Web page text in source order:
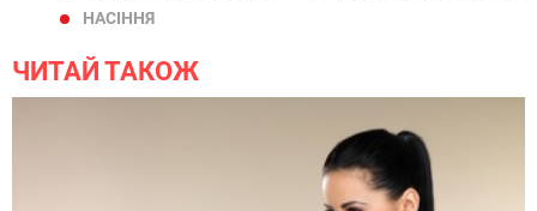
НАСІННЯ
ЧИТАЙ ТАКОЖ